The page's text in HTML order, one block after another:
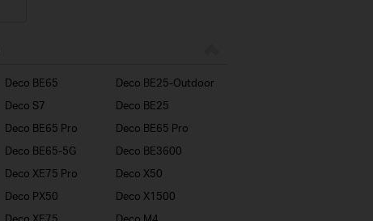
Deco BE65
Deco BE25-Outdoor
Deco S7
Deco BE25
Deco BE65 Pro
Deco BE65 Pro
Deco BE65-5G
Deco BE3600
Deco XE75 Pro
Deco X50
Deco PX50
Deco X1500
Deco XE75
Deco M4